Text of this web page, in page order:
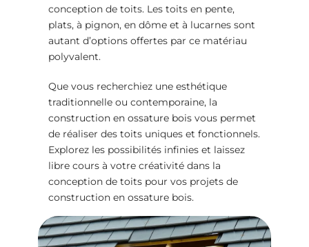
conception de toits. Les toits en pente,
plats, à pignon, en dôme et à lucarnes sont
autant d’options offertes par ce matériau
polyvalent.
Que vous recherchiez une esthétique
traditionnelle ou contemporaine, la
construction en ossature boisvous permet
de réaliser des toits uniques et fonctionnels.
Explorez les possibilités infinies et laissez
libre cours à votre créativité dans la
conception de toits pour vos projets de
construction en ossature bois.